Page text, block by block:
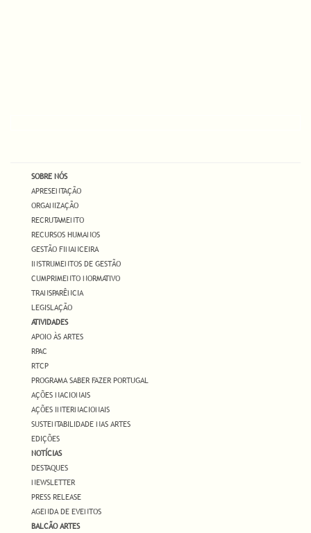
SOBRE NÓS
APRESENTAÇÃO
ORGANIZAÇÃO
RECRUTAMENTO
RECURSOS HUMANOS
GESTÃO FINANCEIRA
INSTRUMENTOS DE GESTÃO
CUMPRIMENTO NORMATIVO
TRANSPARÊNCIA
LEGISLAÇÃO
ATIVIDADES
APOIO ÀS ARTES
RPAC
RTCP
PROGRAMA SABER FAZER PORTUGAL
AÇÕES NACIONAIS
AÇÕES INTERNACIONAIS
SUSTENTABILIDADE NAS ARTES
EDIÇÕES
NOTÍCIAS
DESTAQUES
NEWSLETTER
PRESS RELEASE
AGENDA DE EVENTOS
BALCÃO ARTES